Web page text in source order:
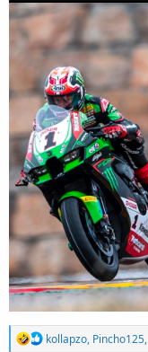
R
kollapzo, Pincho125,